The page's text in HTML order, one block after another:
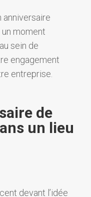
anniversaire
moment
sein de
engagement
entreprise.
de
un lieu
devant l’idée